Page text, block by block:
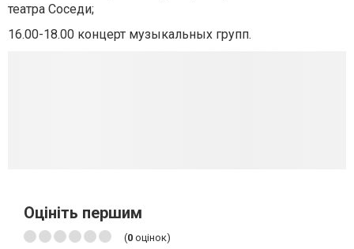
театра Соседи;
16.00-18.00 концерт музыкальных групп.
Оцініть першим
(0 оцінок)